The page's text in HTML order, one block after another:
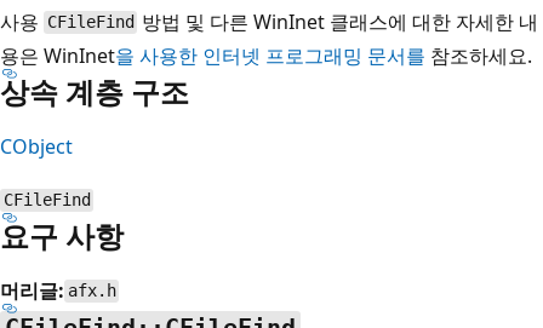
사용 CFileFind 방법 및 다른 WinInet 클래스에 대한 자세한 내
용은 WinInet을 사용한 인터넷 프로그래밍 문서를 참조하세요.
상속 계층 구조
CObject
CFileFind
요구 사항
머리글: afx.h